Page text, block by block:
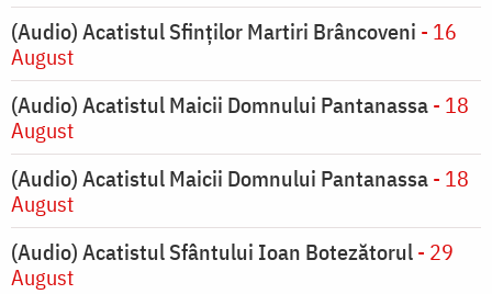
(Audio) Acatistul Sfinților Martiri Brâncoveni - 16
August
(Audio) Acatistul Maicii Domnului Pantanassa- 18
August
(Audio) Acatistul Maicii Domnului Pantanassa- 18
August
(Audio) Acatistul Sfântului Ioan Botezătorul- 29
August